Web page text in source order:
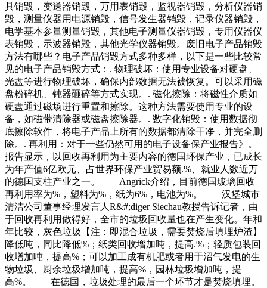
具销毁，变送器销毁，万用表销毁，监视器销毁，分析仪器销
毁，测量仪器用电源销毁，信号发生器销毁，记录仪器销毁，
电学基本参量测量销毁，其他电子测量仪器销毁，专用仪器仪
表销毁，示波器销毁，其他光学仪器销毁。废旧电子产品销毁
方法有哪些？电子产品销毁方式多种多样，以下是一些比较常
见的电子产品销毁方式：. 物理破坏：使用专业设备对硬盘、
光盘等进行物理破坏，确保内部数据无法被恢复。可以采用磁
盘粉碎机、钝器砸碎等方式实现。. 磁化擦除：将磁性介质如
硬盘通过磁场进行重置和擦除。这种方法需要使用专业的设
备，如磁带清除器或磁盘擦除器。. 数字化销毁：使用数据彻
底擦除软件，将电子产品上所有的数据都清除干净，并完全删
除。. 再利用：对于一些仍然可用的电子设备保产业报告》。
报告显示，以回收再利用为主要内容的德国环保产业，已成长
为年产值6亿欧元、占世界环保产业贸易额.%、就业人数近万
的德国支柱产业之一。 Angrick介绍，目前德国玻璃回收
再利用率为%，塑料为%，纸为6%，电池为%。 汉堡城市
清洁公司董事经理发言人R&#;diger Siechau教授告诉记者，由
于回收再利用做得好，全市的垃圾回收量也在产生变化。年和
年比较，灰色垃圾【注：即混合垃圾，需要焚烧后填埋炉渣】
降低吨，同比降低%；纸类回收增加吨，提高.%；轻质包装回
收增加吨，提高%；可以加工成有机肥或者用于沼气发电的生
物垃圾、厨余垃圾增加吨，提高%，园林垃圾增加吨，提
高%。 在德国，垃圾处理的最后一个环节才是焚烧填埋。